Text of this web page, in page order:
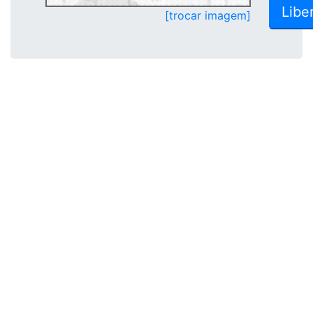
[trocar imagem]